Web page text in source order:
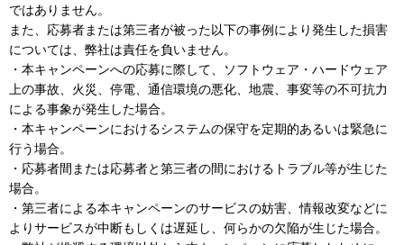
ではありません。
また、応募者または第三者が被った以下の事例により発生した損害
については、弊社は責任を負いません。
・本キャンペーンへの応募に際して、ソフトウェア・ハードウェア
上の事故、火災、停電、通信環境の悪化、地震、事変等の不可抗力
による事象が発生した場合。
・本キャンペーンにおけるシステムの保守を定期的あるいは緊急に
行う場合。
・応募者間または応募者と第三者の間におけるトラブル等が生じた
場合。
・第三者による本キャンペーンのサービスの妨害、情報改変などに
よりサービスが中断もしくは遅延し、何らかの欠陥が生じた場合。